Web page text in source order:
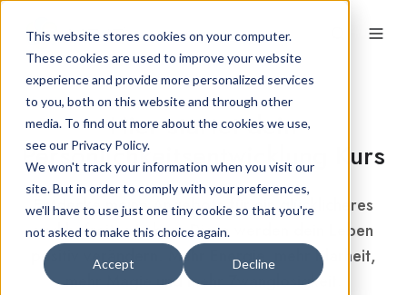
This website stores cookies on your computer.
These cookies are used to improve your website
experience and provide more personalized services
to you, both on this website and through other
media. To find out more about the cookies we use,
see our Privacy Policy.
We won't track your information when you visit our
site. But in order to comply with your preferences,
we'll have to use just one tiny cookie so that you're
not asked to make this choice again.
Accept Decline
Hier startet dein
Persönlichkeitsentwicklung Kurs
Entdecke meine Angebote für ein glücklicheres
und befreites Leben. Diese werden dein Leben
positiv verändern. Mehr Energie, mehr Klarheit,
mehr Magie und mehr Zwanglosigkeit.